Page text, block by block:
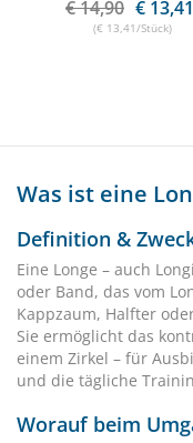
€ 14,90 € 13,41
(€ 13,41/Stück)
Was ist eine
Definition &
Eine Longe – auch
oder Band, das vom
Kappzaum, Halfter
Sie ermöglicht das
einem Zirkel – für
und die tägliche
Worauf beim